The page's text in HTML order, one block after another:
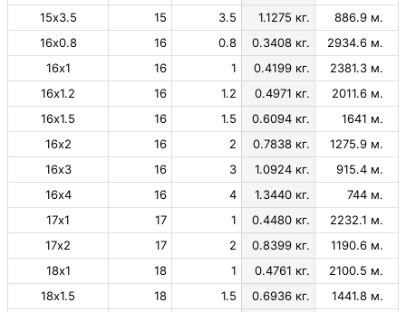
15х3.5
15 3.5 1.1275 кг.
886.9 м.
16х0.8
16 0.8 0.3408 кг.
2934.6 м.
16х1
16 1 0.4199 кг.
2381.3 м.
16х1.2
16 1.2 0.4971 кг.
2011.6 м.
16х1.5
16 1.5 0.6094 кг.
1641 м.
16х2
16 2 0.7838 кг.
1275.9 м.
16х3
16 3 1.0924 кг.
915.4 м.
16х4
16 4 1.3440 кг.
744 м.
17х1
17 1 0.4480 кг.
2232.1 м.
17х2
17 2 0.8399 кг.
1190.6 м.
18х1
18 1 0.4761 кг.
2100.5 м.
18х1.5
18 1.5 0.6936 кг.
1441.8 м.